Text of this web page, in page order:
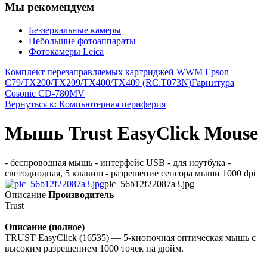
Мы рекомендуем
Беззеркальные камеры
Небольшие фотоаппараты
Фотокамеры Leica
Комплект перезаправляемых картриджей WWM Epson
C79/TX200/TX209/TX400/TX409 (RC.T073N)Гарнитура
Cosonic CD-780MV
Вернуться к: Компьютерная периферия
Мышь Trust EasyClick Mouse
- беспроводная мышь - интерфейс USB - для ноутбука -
светодиодная, 5 клавиш - разрешение сенсора мыши 1000 dpi
pic_56b12f22087a3.jpg
Описание Производитель
Trust
Описание (полное)
TRUST EasyClick (16535) — 5-кнопочная оптическая мышь с
высоким разрешением 1000 точек на дюйм.